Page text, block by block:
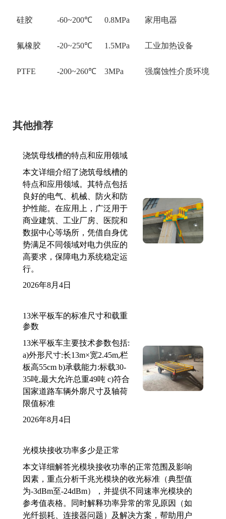
硅胶 -60~200℃ 0.8MPa 家用电器
氟橡胶 -20~250℃ 1.5MPa 工业加热设备
PTFE -200~260℃ 3MPa 强腐蚀性介质环境
其他推荐
浇筑母线槽的特点和应用领域
本文详细介绍了浇筑母线槽的
特点和应用领域。其特点包括
良好的电气、机械、防火和防
护性能。在应用上，广泛用于
商业建筑、工业厂房、医院和
数据中心等场所，凭借自身优
势满足不同领域对电力供应的
高要求，保障电力系统稳定运
行。
2026年8月4日
13米平板车的标准尺寸和载重
参数
13米平板车主要技术参数包括:
a)外形尺寸:长13m×宽2.45m,栏
板高55cm b)承载能力:标载30-
35吨,最大允许总重49吨 c)符合
国家道路车辆外廓尺寸及轴荷
限值标准
2026年8月4日
光模块接收功率多少是正常
本文详细解答光模块接收功率的正常范围及影响
因素，重点分析千兆光模块的收光标准（典型值
为-3dBm至-24dBm），并提供不同速率光模块的
参考值表格。同时解释功率异常的常见原因（如
光纤损耗、连接器问题）及解决方案，帮助用户